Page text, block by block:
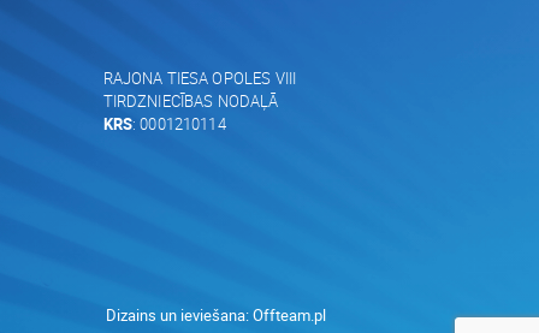
RAJONA TIESA OPOLES VIII
TIRDZNIECĪBAS NODAĻĀ
KRS: 0001210114
Dizains un ieviešana:Offteam.pl